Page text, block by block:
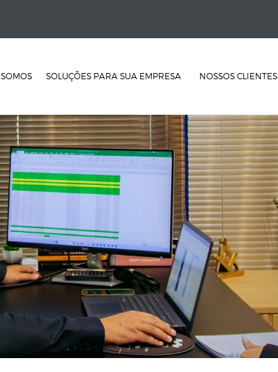
ATÉ QUANDO ISSO
E OPORTUNIDADE
SOLUÇÕES PARA SUA EMPRESA
CONSULTORIA TRIBUTÁRIA
RELAÇÕES TRABALHISTAS
CONSULTORIA EMPRESARIAL
HOLDING E PLANEJAMENTO SUCESSÓRIO
AUDITORIA INTERNA
NOSSOS CLIENTES